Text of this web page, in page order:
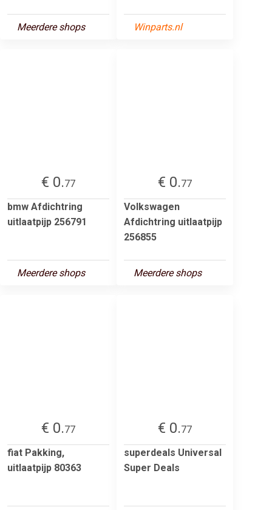
Meerdere shops Winparts.nl
€ 0.77
bmw Afdichtring
uitlaatpijp 256791
Meerdere shops
€ 0.77
Volkswagen
Afdichtring uitlaatpijp
256855
Meerdere shops
€ 0.77
fiat Pakking,
uitlaatpijp 80363
€ 0.77
superdeals Universal
Super Deals